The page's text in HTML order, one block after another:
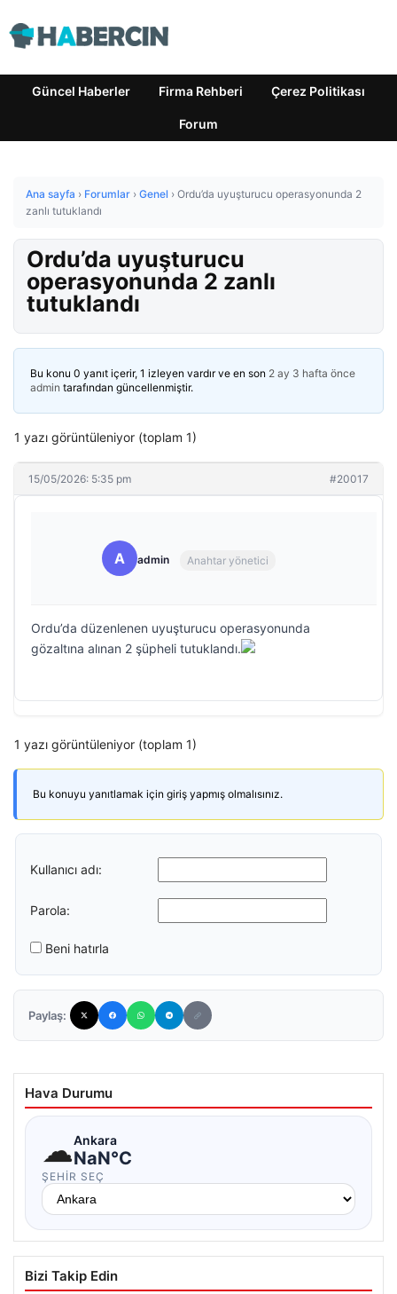
Güncel Haberler Firma Rehberi Çerez Politikası
Forum
Ana sayfa › Forumlar › Genel › Ordu’da uyuşturucu operasyonunda 2
zanlı tutuklandı
Ordu’da uyuşturucu
operasyonunda 2 zanlı
tutuklandı
Bu konu 0 yanıt içerir, 1 izleyen vardır ve en son 2 ay 3 hafta önce
admin tarafından güncellenmiştir.
1 yazı görüntüleniyor (toplam 1)
15/05/2026: 5:35 pm #20017
A admin Anahtar yönetici
Ordu’da düzenlenen uyuşturucu operasyonunda
gözaltına alınan 2 şüpheli tutuklandı.
1 yazı görüntüleniyor (toplam 1)
Bu konuyu yanıtlamak için giriş yapmış olmalısınız.
Kullanıcı adı:
Parola:
Beni hatırla
Paylaş:
Hava Durumu
☁Ankara
NaN°C
ŞEHIR SEÇ
Bizi Takip Edin